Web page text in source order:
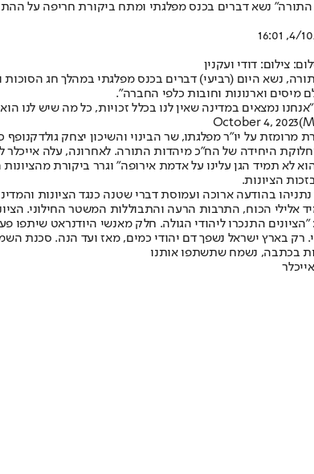
נשא דברים בכנס מפלגתי ומתח ביקורת חריפה על
4/10/
צילום: דודי ועקנין
נשא היום (רביעי) דברים בכנס מפלגתי במהלך חג
מיסים וארנונות וחובות כלפי החברה".
נמצאים במדינה שאין לנו בכלל זכויות, כל מה שיש לנו
October 4, 2023
מרומזת על יו"ר מפלגתו, שר הבינוי והשיכון יצחק
היחידה של הח"כ מיהדות התורה. לאחרונה, עלה
לא תמיד הגן עלינו על אדמת אירופה" וגרר ביקורת
הציונות.
נתניהו בהודעה ארוכה ועמוסת דברי שטנה כנגד הציונות
אלילי הכוח, התרבות הרעה והתבוללות המשטר החילוני.
התנכרו ליהודי הגולה. חלק מאנשי היודנראט
רק בארץ ישראל נשפך דם יהודי כמים, מאז ועד הנה. סכנת
בכתבה, נשמח שתשתפו אותנו